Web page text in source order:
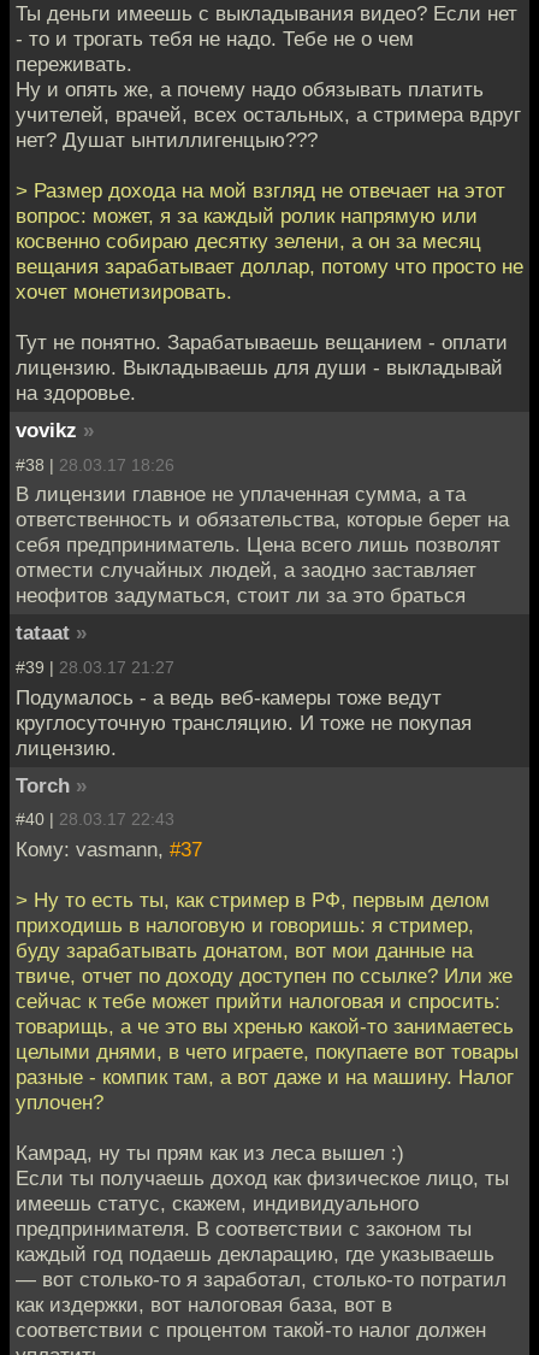
Ты деньги имеешь с выкладывания видео? Если нет
- то и трогать тебя не надо. Тебе не о чем
переживать.
Ну и опять же, а почему надо обязывать платить
учителей, врачей, всех остальных, а стримера вдруг
нет? Душат ынтиллигенцыю???
> Размер дохода на мой взгляд не отвечает на этот
вопрос: может, я за каждый ролик напрямую или
косвенно собираю десятку зелени, а он за месяц
вещания зарабатывает доллар, потому что просто не
хочет монетизировать.
Тут не понятно. Зарабатываешь вещанием - оплати
лицензию. Выкладываешь для души - выкладывай
на здоровье.
vovikz »
#38 | 28.03.17 18:26
В лицензии главное не уплаченная сумма, а та
ответственность и обязательства, которые берет на
себя предприниматель. Цена всего лишь позволят
отмести случайных людей, а заодно заставляет
неофитов задуматься, стоит ли за это браться
tataat »
#39 | 28.03.17 21:27
Подумалось - а ведь веб-камеры тоже ведут
круглосуточную трансляцию. И тоже не покупая
лицензию.
Torch »
#40 | 28.03.17 22:43
Кому: vasmann, #37
> Ну то есть ты, как стример в РФ, первым делом
приходишь в налоговую и говоришь: я стример,
буду зарабатывать донатом, вот мои данные на
твиче, отчет по доходу доступен по ссылке? Или же
сейчас к тебе может прийти налоговая и спросить:
товарищь, а че это вы хренью какой-то занимаетесь
целыми днями, в чето играете, покупаете вот товары
разные - компик там, а вот даже и на машину. Налог
уплочен?
Камрад, ну ты прям как из леса вышел :)
Если ты получаешь доход как физическое лицо, ты
имеешь статус, скажем, индивидуального
предпринимателя. В соответствии с законом ты
каждый год подаешь декларацию, где указываешь
— вот столько-то я заработал, столько-то потратил
как издержки, вот налоговая база, вот в
соответствии с процентом такой-то налог должен